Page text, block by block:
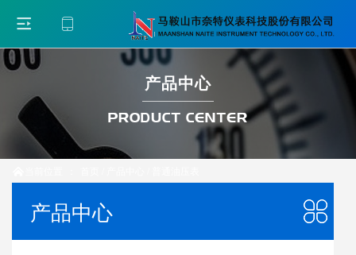
产品中心
PRODUCT CENTER
产品中心